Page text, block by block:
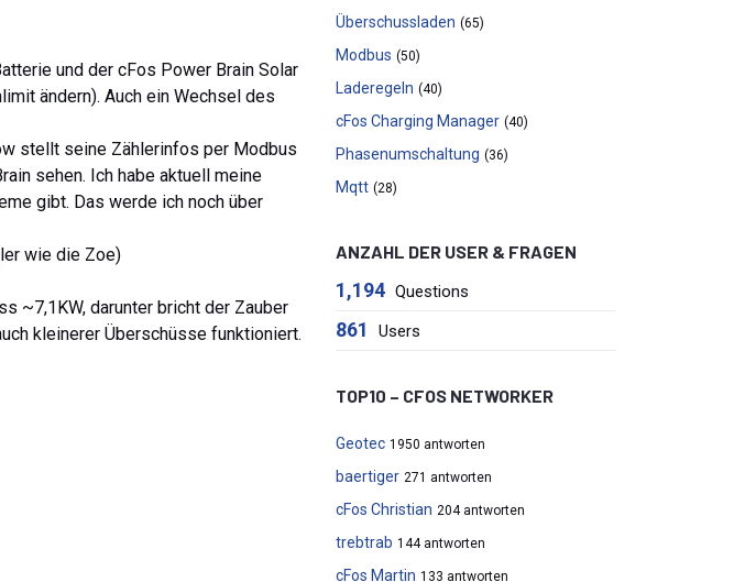
und der cFos Power Brain Solar
ändern). Auch ein Wechsel des
stellt seine Zählerinfos per Modbus
sehen. Ich habe aktuell meine
gibt. Das werde ich noch über
wie die Zoe)
~7,1KW, darunter bricht der Zauber
kleinerer Überschüsse funktioniert.
Überschussladen (65)
Modbus (50)
Laderegeln (40)
cFos Charging Manager (40)
Phasenumschaltung (36)
Mqtt (28)
ANZAHL DER USER & FRAGEN
1,194 Questions
861 Users
TOP10 – CFOS NETWORKER
Geotec 1950 antworten
baertiger 271 antworten
cFos Christian 204 antworten
trebtrab 144 antworten
cFos Martin 133 antworten